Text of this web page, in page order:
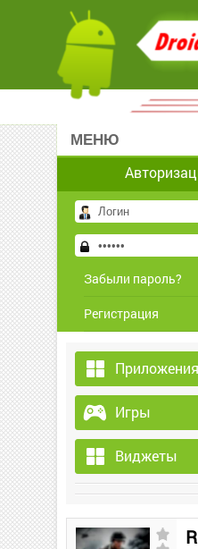
МЕНЮ
Забыли пароль?
Регистрация
Приложения
Игры
Виджеты